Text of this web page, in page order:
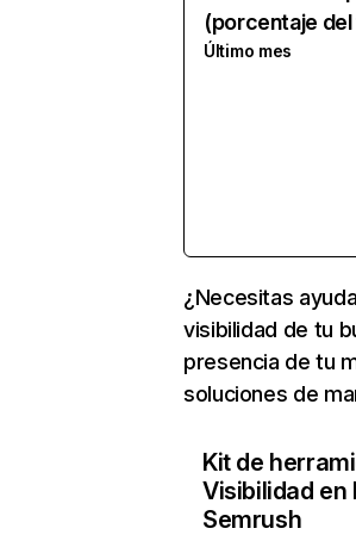
(porcentaje
Último mes
¿Necesitas
visibilidad de tu
presencia de tu
soluciones de
Kit de
Visibilidad en
Semrush